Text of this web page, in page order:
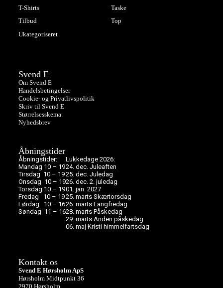
T-Shirts
Taske
Tilbud
Top
Ukategoriseret
Svend E
Om Svend E
Handelsbetingelser
Cookie- og Privatlivspolitik
Skriv til Svend E
Størrelsesskema
Nyhedsbrev
Åbningstider
Åbningstider:
Mandag 10 – 19
Tirsdag 10 – 19
Onsdag 10 – 19
Torsdag 10 – 19
Fredag 10 – 19
Lørdag 10 – 16
Søndag 11 – 16
Lukkedage 2026:
24. dec. Juleaften
25. dec. Juledag
26. dec. 2. juledag
01. jan. 2027
25. marts Skærtorsdag
26. marts Langfredag
28. marts Påskedag
29. marts Anden påskedag
06. maj Kristi himmelfartsdag
Kontakt os
Svend E Hørsholm ApS
Hørsholm Midtpunkt 36
2970 Hørsholm